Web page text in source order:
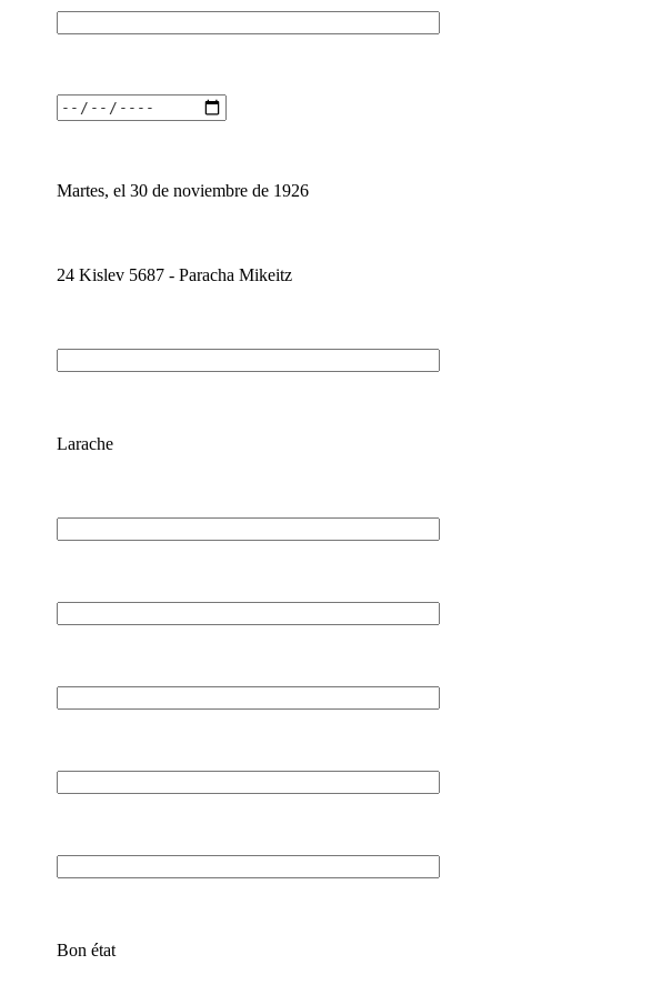
Martes, el 30 de noviembre de 1926
24 Kislev 5687 - Paracha Mikeitz
Larache
Bon état